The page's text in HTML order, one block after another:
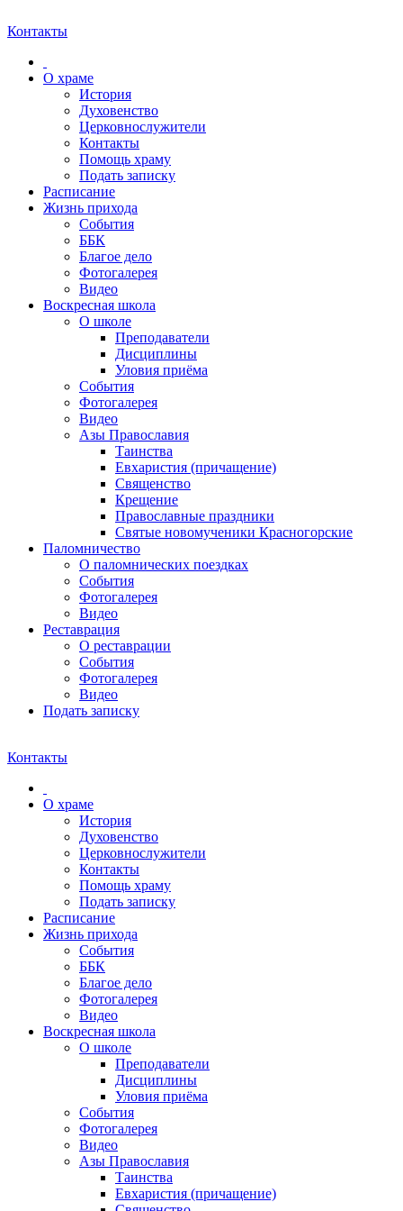
Контакты
О храме
История
Духовенство
Церковнослужители
Контакты
Помощь храму
Подать записку
Расписание
Жизнь прихода
События
ББК
Благое дело
Фотогалерея
Видео
Воскресная школа
О школе
Преподаватели
Дисциплины
Уловия приёма
События
Фотогалерея
Видео
Азы Православия
Таинства
Евхаристия (причащение)
Священство
Крещение
Православные праздники
Святые новомученики Красногорские
Паломничество
О паломнических поездках
События
Фотогалерея
Видео
Реставрация
О реставрации
События
Фотогалерея
Видео
Подать записку
Контакты
О храме
История
Духовенство
Церковнослужители
Контакты
Помощь храму
Подать записку
Расписание
Жизнь прихода
События
ББК
Благое дело
Фотогалерея
Видео
Воскресная школа
О школе
Преподаватели
Дисциплины
Уловия приёма
События
Фотогалерея
Видео
Азы Православия
Таинства
Евхаристия (причащение)